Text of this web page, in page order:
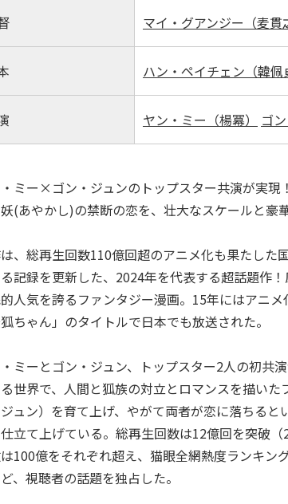
マイ・グアンジー（麦貫
ハン・ペイチェン（韓佩
ヤン・ミー（楊冪） ゴ
ミー×ゴン・ジュンのトップスター共演が実現！
(あやかし)の禁断の恋を、壮大なスケールと豪
、総再生回数110億回超のアニメ化も果たした
記録を更新した、2024年を代表する超話題作
人気を誇るファンタジー漫画。15年にはアニ
ちゃん」のタイトルで日本でも放送された。
ミーとゴン・ジュン、トップスター2人の初共
世界で、人間と狐族の対立とロマンスを描い
ュン）を育て上げ、やがて両者が恋に落ちる
立て上げている。総再生回数は12億回を突破
100億をそれぞれ超え、猫眼全網熱度ランキ
、視聴者の話題を独占した。